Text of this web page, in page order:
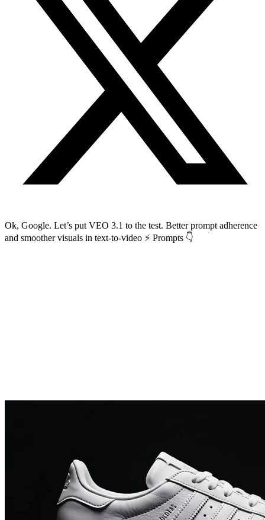
Ok, Google. Let’s put VEO 3.1 to the test. Better prompt adherence
and smoother visuals in text-to-video ⚡ Prompts 👇